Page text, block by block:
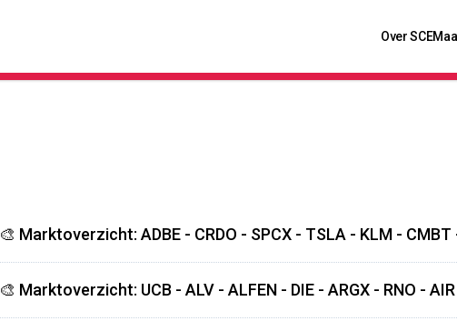
Over SCE
🎨 Marktoverzicht: ADBE - CRDO - SPCX - TSLA - KLM - CMBT
🎨 Marktoverzicht: UCB - ALV - ALFEN - DIE - ARGX - RNO -